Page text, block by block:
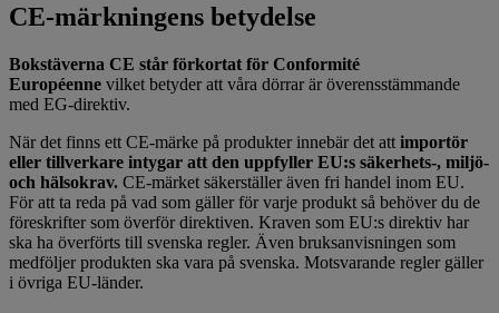
CE-märkningens betydelse
Bokstäverna CE står förkortat för Conformité
Européenne vilket betyder att våra dörrar är överensstämmande
med EG-direktiv.
När det finns ett CE-märke på produkter innebär det att importör
eller tillverkare intygar att den uppfyller EU:s säkerhets-, miljö-
och hälsokrav. CE-märket säkerställer även fri handel inom EU.
För att ta reda på vad som gäller för varje produkt så behöver du de
föreskrifter som överför direktiven. Kraven som EU:s direktiv har
ska ha överförts till svenska regler. Även bruksanvisningen som
medföljer produkten ska vara på svenska. Motsvarande regler gäller
i övriga EU-länder.